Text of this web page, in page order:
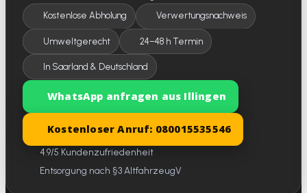
Kostenlose Abholung Verwertungsnachweis
Umweltgerecht 24–48 h Termin
In Saarland & Deutschland
WhatsApp anfragen aus Illingen
Kostenloser Anruf: 080015535546
4.9/5 Kundenzufriedenheit
Entsorgung nach §3 AltfahrzeugV